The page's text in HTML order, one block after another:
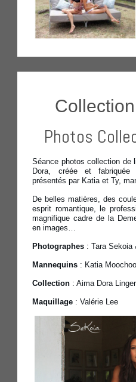
Photos
Séance photos collection de
Dora, créée et
présentés par Katia et Ty,
De belles matières, des
esprit romantique, le
magnifique cadre de la
en images…
Photographes : Tara Sekoia
Mannequins : Katia
Collection : Aima Dora
Maquillage : Valérie Lee